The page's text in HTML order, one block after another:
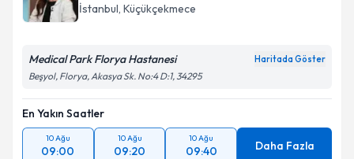
İstanbul, Küçükçekmece
Medical Park Florya Hastanesi Haritada Göster
Beşyol, Florya, Akasya Sk. No:4 D:1, 34295
En Yakın Saatler
10 Ağu
09:00
10 Ağu
09:20
10 Ağu
09:40 Daha Fazla